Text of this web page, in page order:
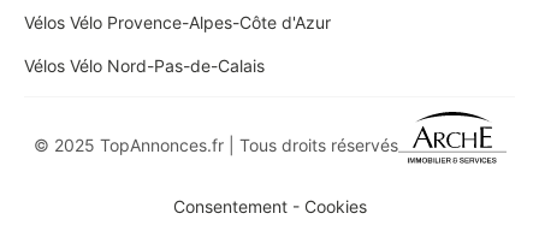
Vélos Vélo Provence-Alpes-Côte d'Azur
Vélos Vélo Nord-Pas-de-Calais
© 2025 TopAnnonces.fr | Tous droits réservés
Consentement - Cookies